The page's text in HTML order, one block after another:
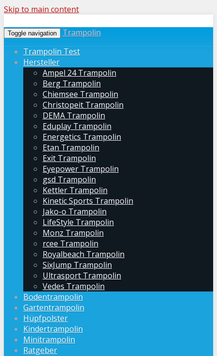
Skip to main content
Toggle navigation
Trampolin
Trampolin Test
Hersteller
Ampel 24 Trampolin
Berg Trampolin
Chiemsee Trampolin
Christopeit Trampolin
DEMA Trampolin
Eduplay Trampolin
Energetics Trampolin
Etan Trampolin
Exit Trampolin
Eyepower Trampolin
gsd Trampolin
Kettler Trampolin
Kinetic Sports Trampolin
Jako-o Trampolin
LifeStyle Trampolin
Monz Trampolin
rcee Trampolin
Royalbeach Trampolin
SixJump Trampolin
Ultrasport Trampolin
Vedes Trampolin
Bodentrampolin
Gartentrampolin
Hüpfpolster
Kindertrampolin
Minitrampolin
Ratgeber